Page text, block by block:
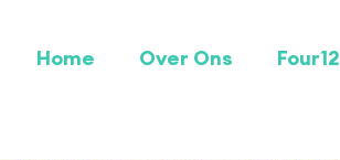
Home Over Ons Four12